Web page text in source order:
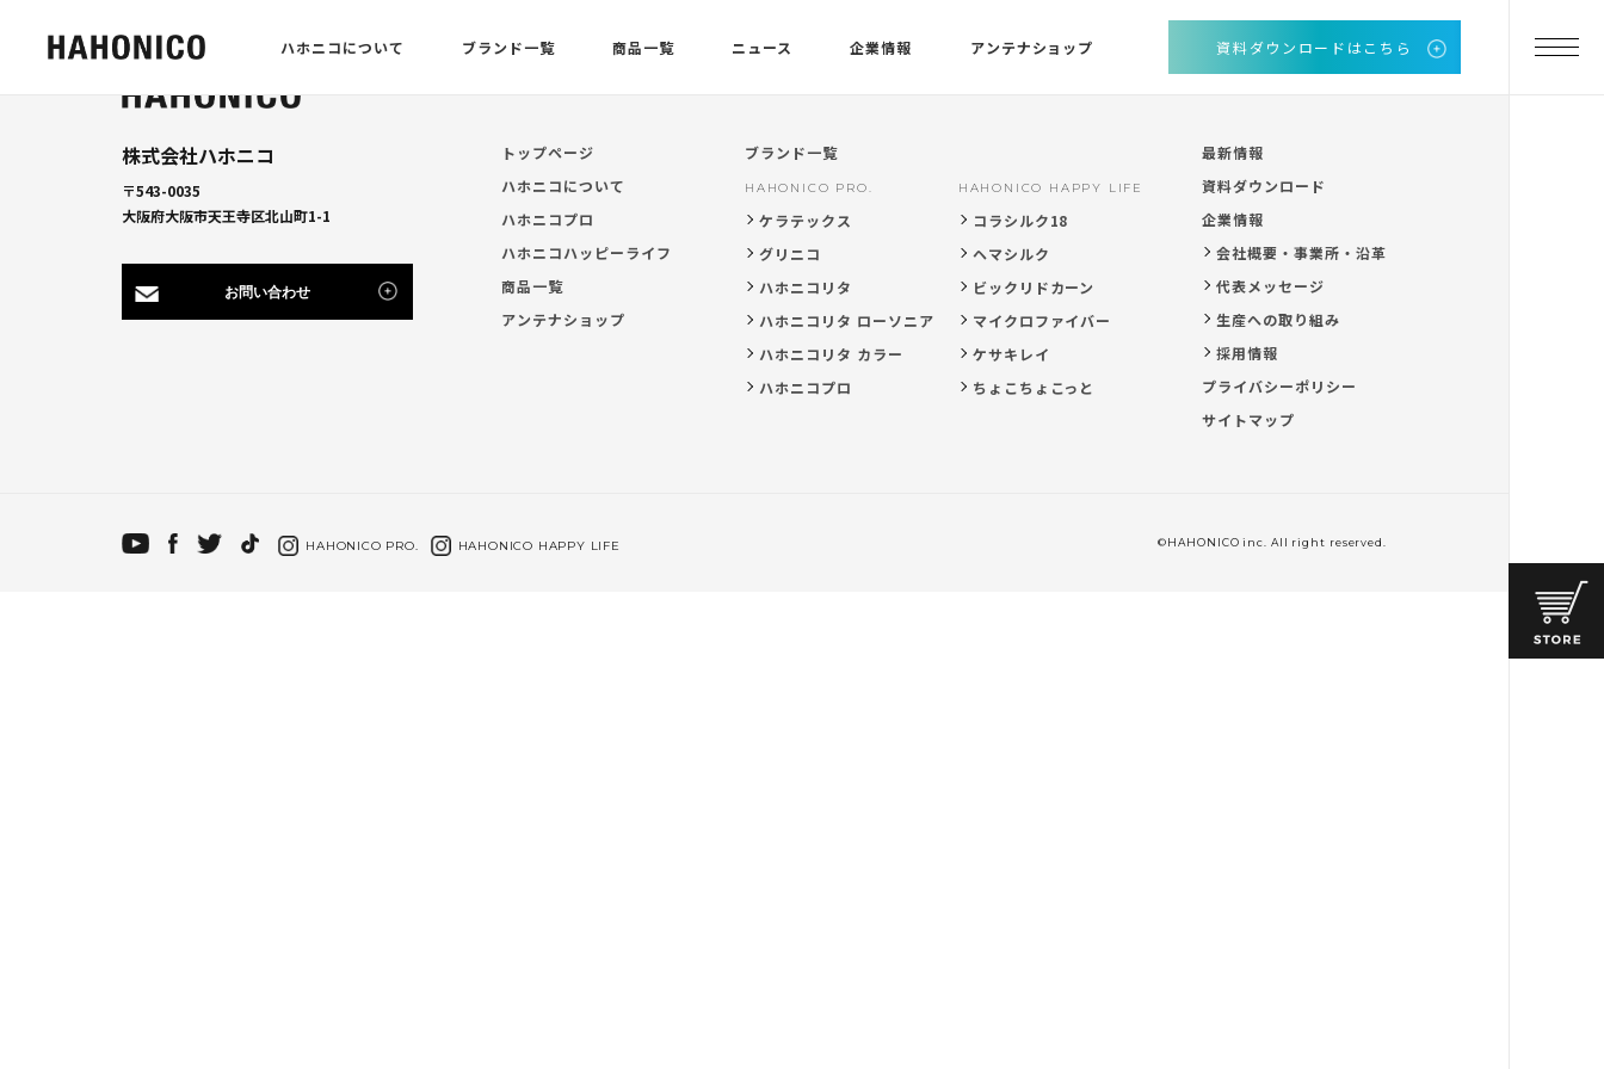
ハホニコについて ブランド一覧 商品一覧 ニュース 企業情報 アンテナショップ 資料ダウンロードはこちら
株式会社ハホニコ
〒543-0035
大阪府大阪市天王寺区北山町1-1
お問い合わせ
トップページ
ハホニコについて
ハホニコプロ
ハホニコハッピーライフ
商品一覧
アンテナショップ
ブランド一覧
HAHONICO PRO.
ケラテックス
グリニコ
ハホニコリタ
ハホニコリタ ローソニア
ハホニコリタ カラー
ハホニコプロ
HAHONICO HAPPY LIFE
コラシルク18
ヘマシルク
ビックリドカーン
マイクロファイバー
ケサキレイ
ちょこちょこっと
最新情報
資料ダウンロード
企業情報
会社概要・事業所・沿革
代表メッセージ
生産への取り組み
採用情報
プライバシーポリシー
サイトマップ
HAHONICO PRO. HAHONICO HAPPY LIFE ©HAHONICO inc. All right reserved.